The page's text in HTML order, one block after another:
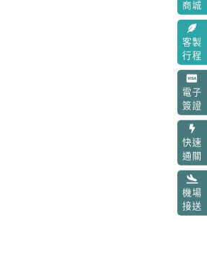
商城
客製
行程
電子
簽證
快速
通關
機場
接送